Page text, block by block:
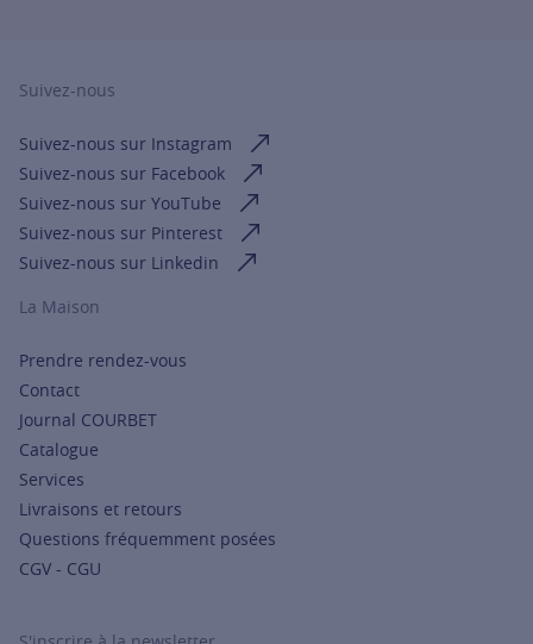
Suivez-nous
Suivez-nous sur Instagram
Suivez-nous sur Facebook
Suivez-nous sur YouTube
Suivez-nous sur Pinterest
Suivez-nous sur Linkedin
La Maison
Prendre rendez-vous
Contact
Journal COURBET
Catalogue
Services
Livraisons et retours
Questions fréquemment posées
CGV - CGU